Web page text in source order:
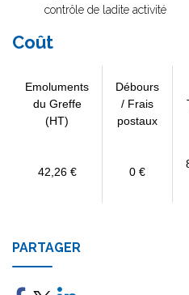
contrôle de ladite activité
Coût
Emoluments
du Greffe
(HT)
Débours
/ Frais
postaux
42,26 € 0 €
PARTAGER